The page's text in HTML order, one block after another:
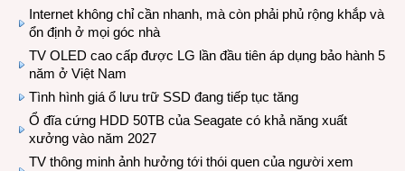
Internet không chỉ cần nhanh, mà còn phải phủ rộng khắp và
ổn định ở mọi góc nhà
TV OLED cao cấp được LG lần đầu tiên áp dụng bảo hành 5
năm ở Việt Nam
Tình hình giá ổ lưu trữ SSD đang tiếp tục tăng
Ổ đĩa cứng HDD 50TB của Seagate có khả năng xuất
xưởng vào năm 2027
TV thông minh ảnh hưởng tới thói quen của người xem